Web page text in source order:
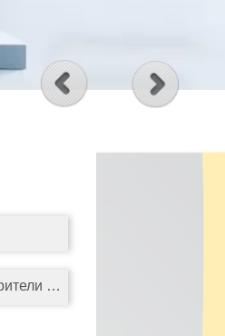
Лазерные измерители расстояния